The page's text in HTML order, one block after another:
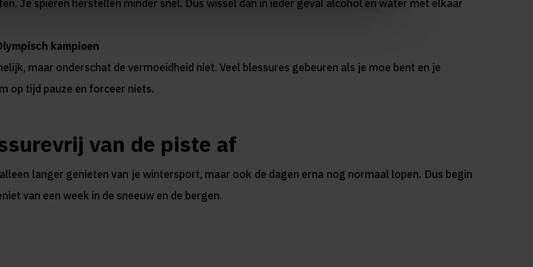
Je spieren herstellen minder snel. Dus wissel dan in ieder geval alcohol en water met elkaar
kampioen
maar onderschat de vermoeidheid niet. Veel blessures gebeuren als je moe bent en je
op tijd pauze en forceer niets.
van de piste af
langer genieten van je wintersport, maar ook de dagen erna nog normaal lopen. Dus begin
van een week in de sneeuw en de bergen.